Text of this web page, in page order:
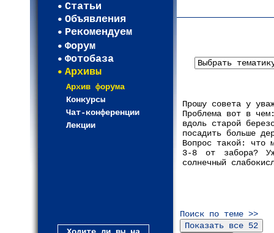
Статьи
Объявления
Рекомендуем
Форум
Фотобаза
Архивы
Архив форума
Конкурсы
Чат-конференции
Лекции
Прошу совета у
Проблема вот в
вдоль старой
посадить больше
Вопрос такой: что
3-8 от забора?
солнечный
Поиск по теме >>